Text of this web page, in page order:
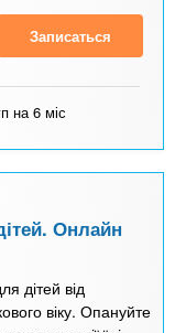
Записаться
на 6 міс
Онлайн
дітей від
віку. Опануйте